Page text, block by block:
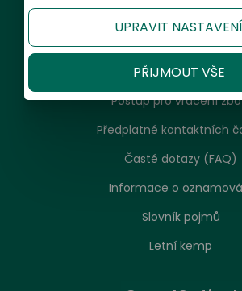
Platební metody
Garance spokojenosti a
Reklamační řád, návod k
Postup pro vrácení
Předplatné kontaktních
Časté dotazy (FAQ)
Informace o
Slovník pojmů
Letní kemp
UPRAVIT NASTAVENÍ
PŘIJMOUT VŠE